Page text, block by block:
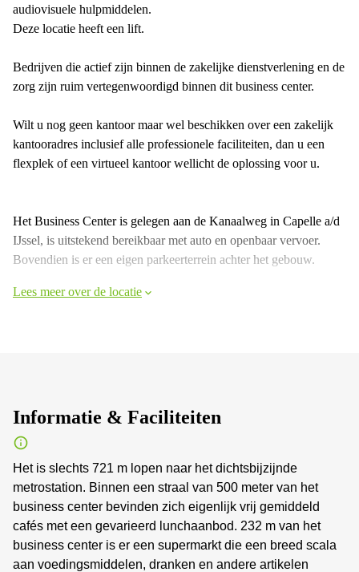
audiovisuele hulpmiddelen.
Deze locatie heeft een lift.
Bedrijven die actief zijn binnen de zakelijke dienstverlening en de
zorg zijn ruim vertegenwoordigd binnen dit business center.
Wilt u nog geen kantoor maar wel beschikken over een zakelijk
kantooradres inclusief alle professionele faciliteiten, dan u een
flexplek of een virtueel kantoor wellicht de oplossing voor u.
Het Business Center is gelegen aan de Kanaalweg in Capelle a/d
IJssel, is uitstekend bereikbaar met auto en openbaar vervoer.
Bovendien is er een eigen parkeerterrein achter het gebouw.
Lees meer over de locatie
Informatie & Faciliteiten
Het is slechts 721 m lopen naar het dichtsbijzijnde
metrostation. Binnen een straal van 500 meter van het
business center bevinden zich eigenlijk vrij gemiddeld
cafés met een gevarieerd lunchaanbod. 232 m van het
business center is er een supermarkt die een breed scala
aan voedingsmiddelen, dranken en andere artikelen